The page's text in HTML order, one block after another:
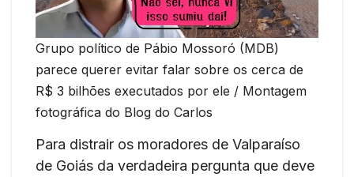
Grupo político de Pábio Mossoró (MDB)
parece querer evitar falar sobre os cerca de
R$ 3 bilhões executados por ele / Montagem
fotográfica do Blog do Carlos
Para distrair os moradores de Valparaíso
de Goiás da verdadeira pergunta que deve